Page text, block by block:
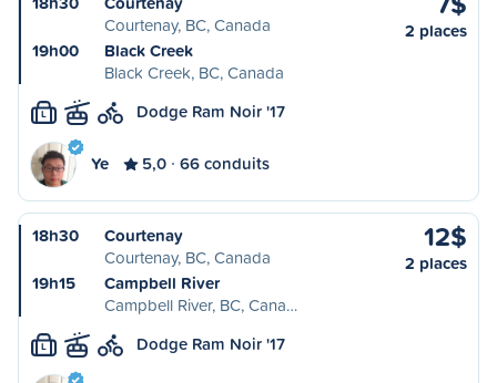
Courtenay, BC, Canada
19h00
Black Creek
Black Creek, BC, Canada
2 places
L Dodge Ram Noir '17
Ye 5,0 66 conduits
18h30
Courtenay
Courtenay, BC, Canada
19h15
Campbell River
Campbell River, BC, Cana…
12$
2 places
L Dodge Ram Noir '17